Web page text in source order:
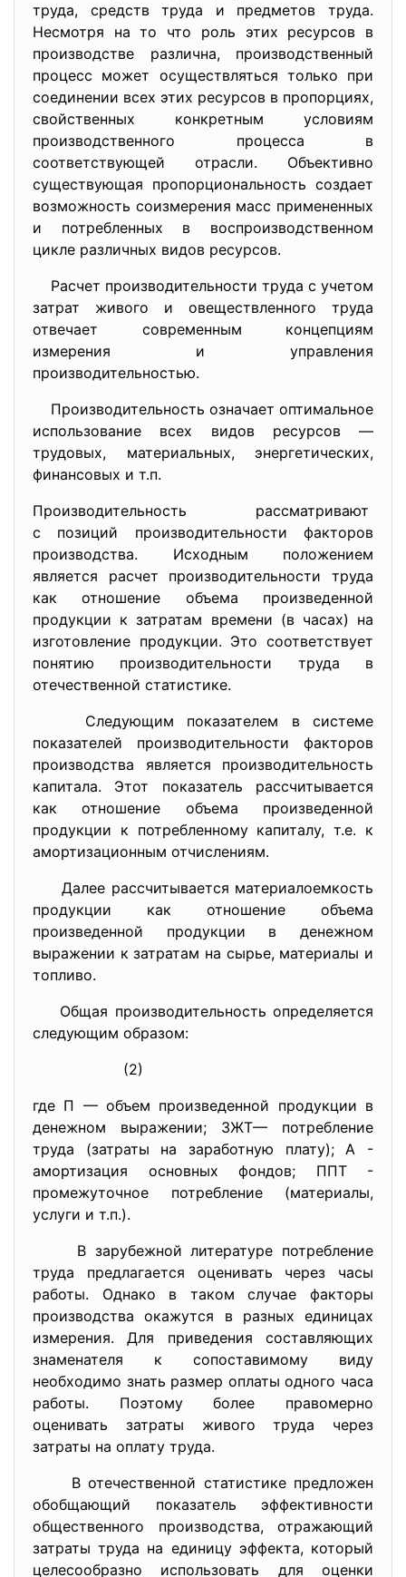
труда, средств труда и предметов труда.
Несмотря на то что роль этих ресурсов в
производстве различна, производственный
процесс может осуществляться только при
соединении всех этих ресурсов в пропорциях,
свойственных конкретным условиям
производственного процесса в
соответствующей отрасли. Объективно
существующая пропорциональность создает
возможность соизмерения масс примененных
и потребленных в воспроизводственном
цикле различных видов ресурсов.
Расчет производительности труда с учетом
затрат живого и овеществленного труда
отвечает современным концепциям
измерения и управления
производительностью.
Производительность означает оптимальное
использование всех видов ресурсов —
трудовых, материальных, энергетических,
финансовых и т.п.
Производительность рассматривают
с позиций производительности факторов
производства. Исходным положением
является расчет производительности труда
как отношение объема произведенной
продукции к затратам времени (в часах) на
изготовление продукции. Это соответствует
понятию производительности труда в
отечественной статистике.
Следующим показателем в системе
показателей производительности факторов
производства является производительность
капитала. Этот показатель рассчитывается
как отношение объема произведенной
продукции к потребленному капиталу, т.е. к
амортизационным отчислениям.
Далее рассчитывается материалоемкость
продукции как отношение объема
произведенной продукции в денежном
выражении к затратам на сырье, материалы и
топливо.
Общая производительность определяется
следующим образом:
(2)
где П — объем произведенной продукции в
денежном выражении; ЗЖТ— потребление
труда (затраты на заработную плату); А -
амортизация основных фондов; ППТ -
промежуточное потребление (материалы,
услуги и т.п.).
В зарубежной литературе потребление
труда предлагается оценивать через часы
работы. Однако в таком случае факторы
производства окажутся в разных единицах
измерения. Для приведения составляющих
знаменателя к сопоставимому виду
необходимо знать размер оплаты одного часа
работы. Поэтому более правомерно
оценивать затраты живого труда через
затраты на оплату труда.
В отечественной статистике предложен
обобщающий показатель эффективности
общественного производства, отражающий
затраты труда на единицу эффекта, который
целесообразно использовать для оценки